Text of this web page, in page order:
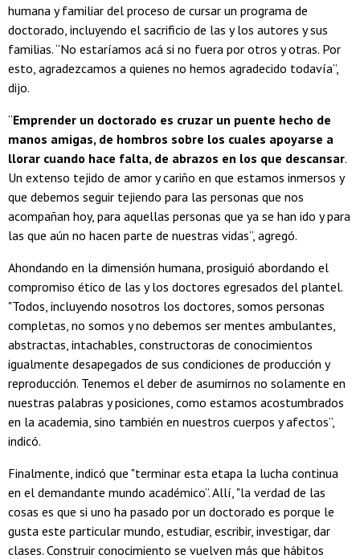
humana y familiar del proceso de cursar un programa de
doctorado, incluyendo el sacrificio de las y los autores y sus
familias. “No estaríamos acá si no fuera por otros y otras. Por
esto, agradezcamos a quienes no hemos agradecido todavía”,
dijo.
“Emprender un doctorado es cruzar un puente hecho de
manos amigas, de hombros sobre los cuales apoyarse a
llorar cuando hace falta, de abrazos en los que descansar.
Un extenso tejido de amor y cariño en que estamos inmersos y
que debemos seguir tejiendo para las personas que nos
acompañan hoy, para aquellas personas que ya se han ido y para
las que aún no hacen parte de nuestras vidas”, agregó.
Ahondando en la dimensión humana, prosiguió abordando el
compromiso ético de las y los doctores egresados del plantel.
"Todos, incluyendo nosotros los doctores, somos personas
completas, no somos y no debemos ser mentes ambulantes,
abstractas, intachables, constructoras de conocimientos
igualmente desapegados de sus condiciones de producción y
reproducción. Tenemos el deber de asumirnos no solamente en
nuestras palabras y posiciones, como estamos acostumbrados
en la academia, sino también en nuestros cuerpos y afectos”,
indicó.
Finalmente, indicó que "terminar esta etapa la lucha continua
en el demandante mundo académico”. Allí, "la verdad de las
cosas es que si uno ha pasado por un doctorado es porque le
gusta este particular mundo, estudiar, escribir, investigar, dar
clases. Construir conocimiento se vuelven más que hábitos